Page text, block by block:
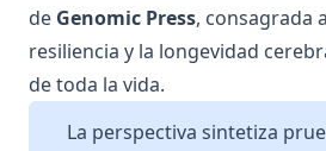
de Genomic Press, consagrada
resiliencia y la longevidad
de toda la vida.
La perspectiva sintetiza